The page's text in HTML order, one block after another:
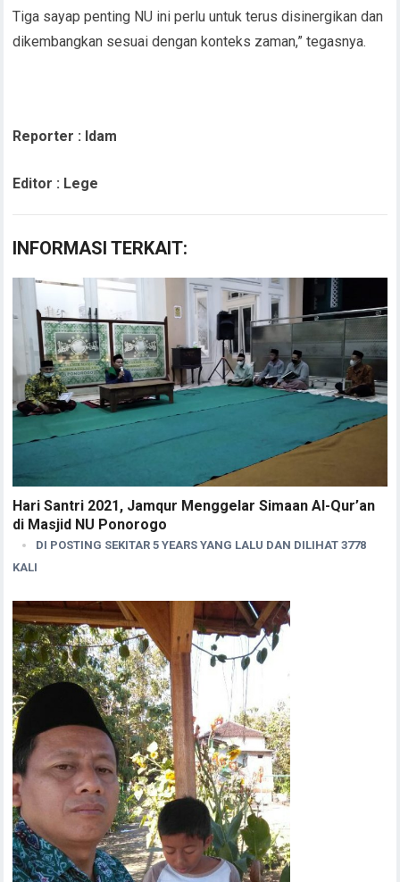
Tiga sayap penting NU ini perlu untuk terus disinergikan dan
dikembangkan sesuai dengan konteks zaman,” tegasnya.
Reporter : Idam
Editor : Lege
INFORMASI TERKAIT:
Hari Santri 2021, Jamqur Menggelar Simaan Al-Qur’an
di Masjid NU Ponorogo
DI POSTING SEKITAR 5 YEARS YANG LALU DAN DILIHAT 3778
KALI